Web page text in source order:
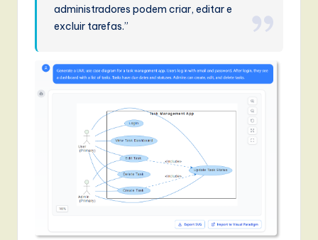
administradores podem criar, editar e
excluir tarefas.”